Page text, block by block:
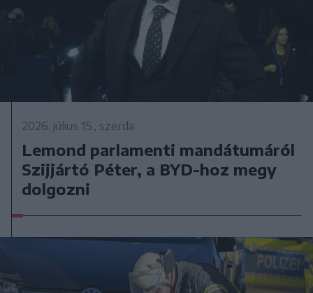
2026. július 15., szerda
Lemond parlamenti mandátumáról
Szijjártó Péter, a BYD-hoz megy
dolgozni